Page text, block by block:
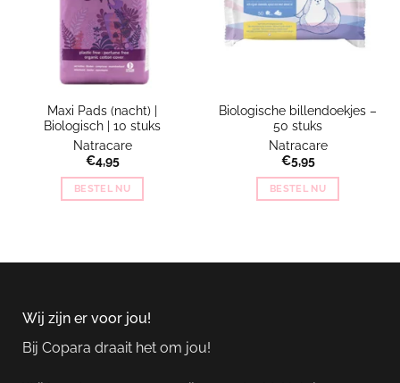
Maxi Pads (nacht) |
Biologisch | 10 stuks
Natracare
€4,95
BESTEL NU
Biologische billendoekjes –
50 stuks
Natracare
€5,95
BESTEL NU
Wij zijn er voor jou!
Bij Copara draait het om jou!